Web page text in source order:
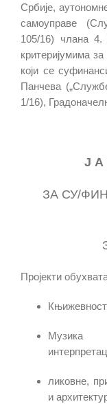
Србије,
самоуправе
105/16) члана
критеријумима
који се
Панчева
1/16),
Ј А
ЗА СУ/
Пројекти
Музика
ликовне,
и